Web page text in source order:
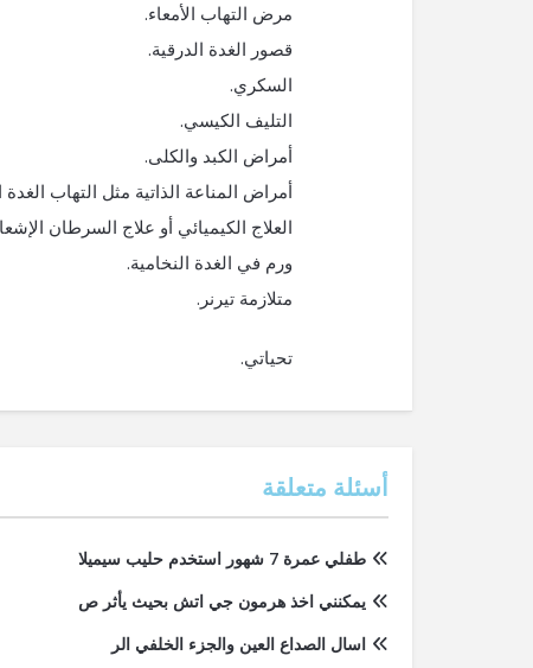
مرض التهاب الأمعاء.
قصور الغدة الدرقية.
السكري.
التليف الكيسي.
أمراض الكبد والكلى.
أمراض المناعة الذاتية مثل التهاب
العلاج الكيميائي أو علاج السرطان
ورم في الغدة النخامية.
متلازمة تيرنر.
تحياتي.
أسئلة متعلقة
طفلي عمرة 7 شهور استخدم حليب سيميلا
يمكنني اخذ هرمون جي اتش بحيث يأثر ص
اسال الصداع العين والجزء الخلفي الر